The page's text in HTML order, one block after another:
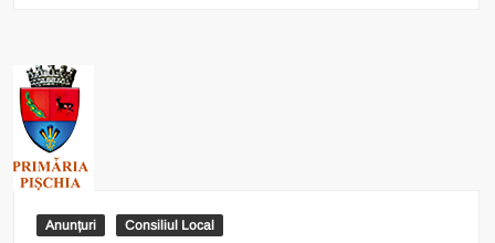
Anunțuri Consiliul Local